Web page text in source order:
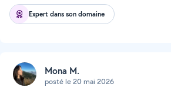
Expert dans son domaine
Mona M.
posté le 20 mai 2026